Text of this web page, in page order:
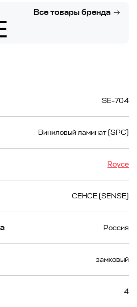
Все товары бренда
SE-704
Виниловый ламинат (SPC)
Royce
СЕНСЕ (SENSE)
Россия
замковый
4